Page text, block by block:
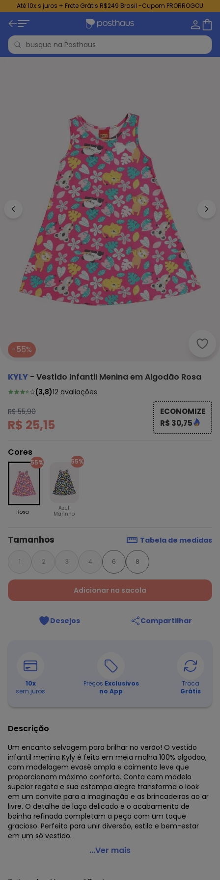
Até 10x s juros + Frete Grátis R$249 Brasil -Cupom PRORROGOU
Kyly
-55%
KYLY - Vestido Infantil Menina em Algodão Rosa
(3,8)12 avaliações
R$ 55,90
R$ 25,15
ECONOMIZE
R$ 30,75
Cores
55%
Rosa
55%
Azul
Marinho
Tamanhos Tabela de medidas
1 2 3 4 6 8
Adicionar na sacola
Desejos Compartilhar
10x
sem juros
Preços Exclusivos
no App
Troca
Grátis
Descrição
Um encanto selvagem para brilhar no verão! O vestido
infantil menina Kyly é feito em meia malha 100% algodão,
com modelagem evasê ampla e caimento leve que
proporcionam máximo conforto. Conta com modelo
supeior regata e sua estampa alegre transforma o look
em um convite para a imaginação e as brincadeiras ao ar
livre. O detalhe de laço delicado e o acabamento de
bainha refinada completam a peça com um toque
gracioso. Perfeito para unir diversão, estilo e bem-estar
em um só vestido.
Kyly - Vestido Infantil Menina em Algodão Rosa
Modelagem: Ampla
...Ver mais